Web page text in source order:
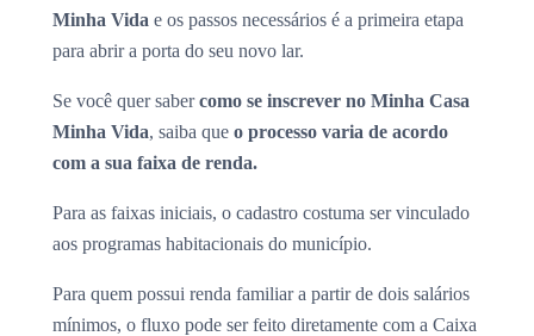
Minha Vida e os passos necessários é a primeira etapa
para abrir a porta do seu novo lar.
Se você quer sabercomo se inscrever no Minha Casa
Minha Vida, saiba que o processo varia de acordo
com a sua faixa de renda.
Para as faixas iniciais, o cadastro costuma ser vinculado
aos programas habitacionais do município.
Para quem possui renda familiar a partir de dois salários
mínimos, o fluxo pode ser feito diretamente com a Caixa